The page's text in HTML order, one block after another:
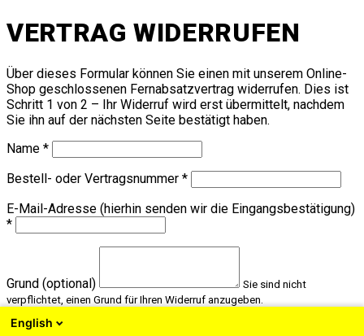
VERTRAG WIDERRUFEN
Über dieses Formular können Sie einen mit unserem Online-
Shop geschlossenen Fernabsatzvertrag widerrufen. Dies ist
Schritt 1 von 2 – Ihr Widerruf wird erst übermittelt, nachdem
Sie ihn auf der nächsten Seite bestätigt haben.
Name *
Bestell- oder Vertragsnummer *
E-Mail-Adresse (hierhin senden wir die Eingangsbestätigung)
*
Grund (optional)
Sie sind nicht
verpflichtet, einen Grund für Ihren Widerruf anzugeben.
English